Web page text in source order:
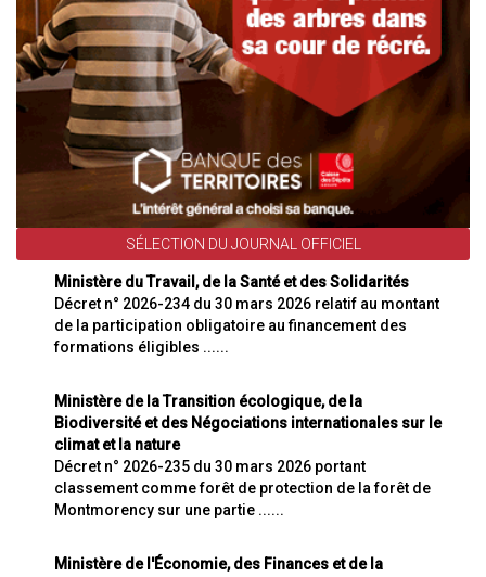
SÉLECTION DU JOURNAL OFFICIEL
Ministère du Travail, de la Santé et des Solidarités
Décret n° 2026-234 du 30 mars 2026 relatif au montant
de la participation obligatoire au financement des
formations éligibles ......
Ministère de la Transition écologique, de la
Biodiversité et des Négociations internationales sur le
climat et la nature
Décret n° 2026-235 du 30 mars 2026 portant
classement comme forêt de protection de la forêt de
Montmorency sur une partie ......
Ministère de l'Économie, des Finances et de la